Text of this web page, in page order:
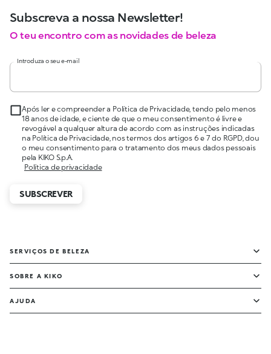
Subscreva a nossa Newsletter!
O teu encontro com as novidades de beleza
Introduza o seu e-mail
Após ler e compreender a Política de Privacidade, tendo pelo menos
18 anos de idade, e ciente de que o meu consentimento é livre e
revogável a qualquer altura de acordo com as instruções indicadas
na Política de Privacidade, nos termos dos artigos 6 e 7 do RGPD, dou
o meu consentimento para o tratamento dos meus dados pessoais
pela KIKO S.p.A.
Política de privacidade
SUBSCREVER
SERVIÇOS DE BELEZA
SOBRE A KIKO
AJUDA